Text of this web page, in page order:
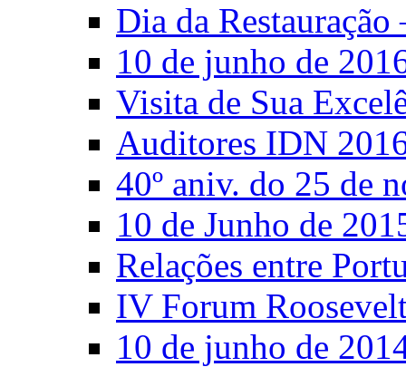
Dia da Restauração
10 de junho de
Visita de Sua
Auditores IDN
40º aniv. do 25 de
10 de Junho de
Relações entre
IV Forum
10 de junho de